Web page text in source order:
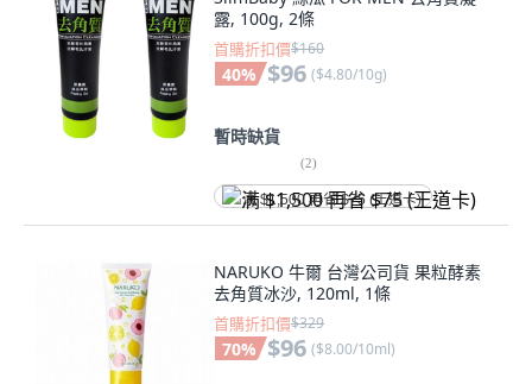
露, 100g, 2條
首購折扣價$160
40% $96 ($4.80/10g)
暫時缺貨
(2)
满 $1,500 再省 $75 (王道卡)
NARUKO 牛爾 台灣公司貨 果粒酵素
去角質冰沙, 120ml, 1條
首購折扣價$329
70% $96 ($8.00/10ml)